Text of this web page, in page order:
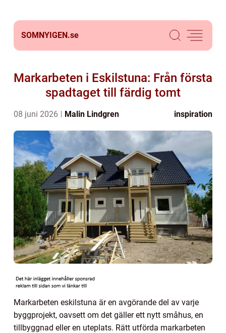
SOMNYIGEN.se
Markarbeten i Eskilstuna: Från första
spadtaget till färdig tomt
08 juni 2026 Malin Lindgren inspiration
Markarbeten eskilstuna är en avgörande del av varje
byggprojekt, oavsett om det gäller ett nytt småhus, en
tillbyggnad eller en uteplats. Rätt utförda markarbeten